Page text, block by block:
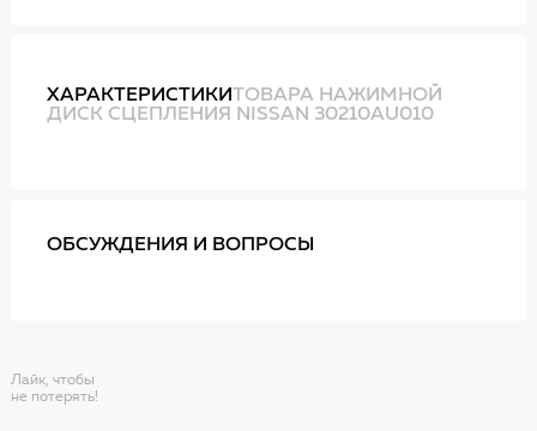
ХАРАКТЕРИСТИКИТОВАРА НАЖИМНОЙ
ДИСК СЦЕПЛЕНИЯ NISSAN 30210AU010
ОБСУЖДЕНИЯ И ВОПРОСЫ
Лайк, чтобы
не потерять!